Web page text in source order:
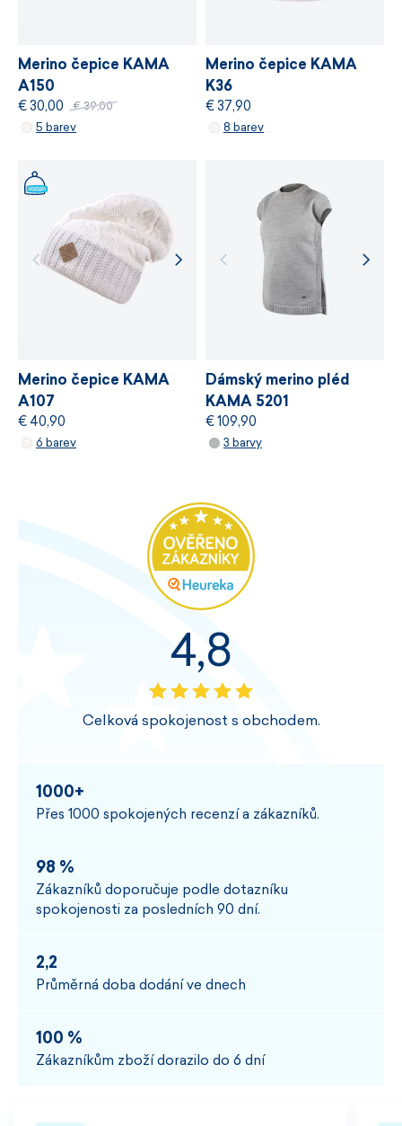
Merino čepice KAMA
A150
€ 30,00 € 39,00
5 barev
Merino čepice KAMA
K36
€ 37,90
8 barev
Merino čepice KAMA
A107
€ 40,90
6 barev
Dámský merino pléd
KAMA 5201
€ 109,90
3 barvy
4,8
Celková spokojenost s obchodem.
1000+
Přes 1000 spokojených recenzí a zákazníků.
98 %
Zákazníků doporučuje podle dotazníku
spokojenosti za posledních 90 dní.
2,2
Průměrná doba dodání ve dnech
100 %
Zákazníkům zboží dorazilo do 6 dní